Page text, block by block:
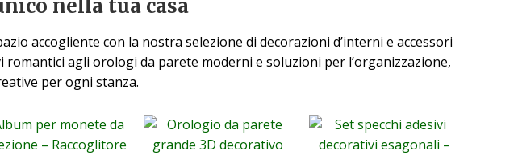
nella tua casa
accogliente con la nostra selezione di decorazioni d’interni e accessori
romantici agli orologi da parete moderni e soluzioni per l’organizzazione,
per ogni stanza.